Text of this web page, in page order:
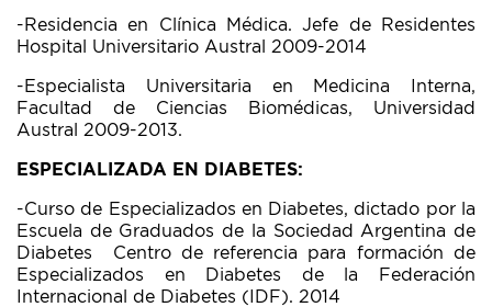
-Residencia en Clínica Médica. Jefe de Residentes
Hospital Universitario Austral 2009-2014
-Especialista Universitaria en Medicina Interna,
Facultad de Ciencias Biomédicas, Universidad
Austral 2009-2013.
ESPECIALIZADA EN DIABETES:
-Curso de Especializados en Diabetes, dictado por la
Escuela de Graduados de la Sociedad Argentina de
Diabetes
Centro de referencia para formación de
Especializados en Diabetes de la Federación
Internacional de Diabetes (IDF). 2014